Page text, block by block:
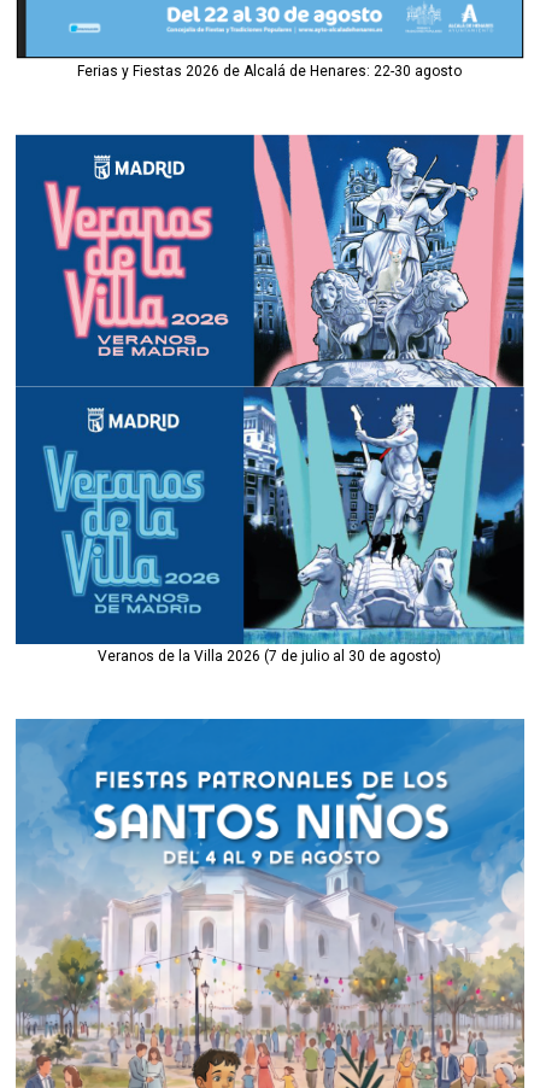
Ferias y Fiestas 2026 de Alcalá de Henares: 22-30 agosto
Veranos de la Villa 2026 (7 de julio al 30 de agosto)